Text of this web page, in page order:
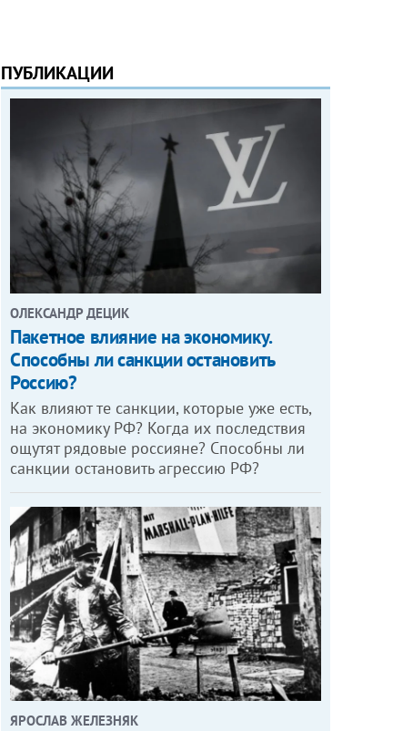
ПУБЛИКАЦИИ
ОЛЕКСАНДР ДЕЦИК
Пакетное влияние на экономику.
Способны ли санкции остановить
Россию?
Как влияют те санкции, которые уже есть,
на экономику РФ? Когда их последствия
ощутят рядовые россияне? Способны ли
санкции остановить агрессию РФ?
ЯРОСЛАВ ЖЕЛЕЗНЯК